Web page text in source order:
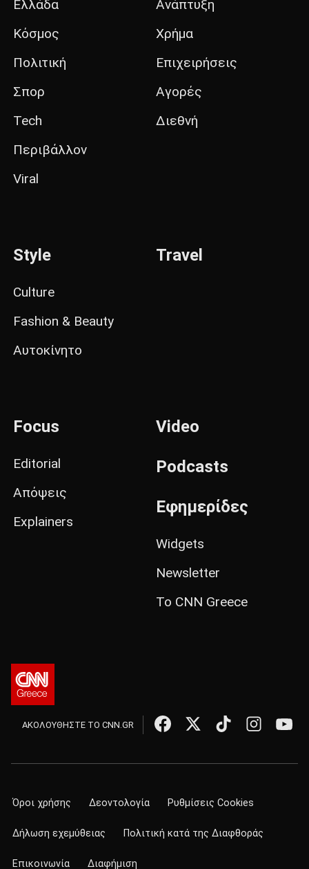
Ελλάδα
Κόσμος
Πολιτική
Σπορ
Tech
Περιβάλλον
Viral
Ανάπτυξη
Χρήμα
Επιχειρήσεις
Αγορές
Διεθνή
Style
Culture
Fashion & Beauty
Αυτοκίνητο
Travel
Focus
Editorial
Απόψεις
Explainers
Video
Podcasts
Εφημερίδες
Widgets
Newsletter
Το CNN Greece
ΑΚΟΛΟΥΘΗΣΤΕ ΤΟ CNN.GR
Όροι χρήσης Δεοντολογία Ρυθμίσεις Cookies
Δήλωση εχεμύθειας Πολιτική κατά της Διαφθοράς
Επικοινωνία Διαφήμιση